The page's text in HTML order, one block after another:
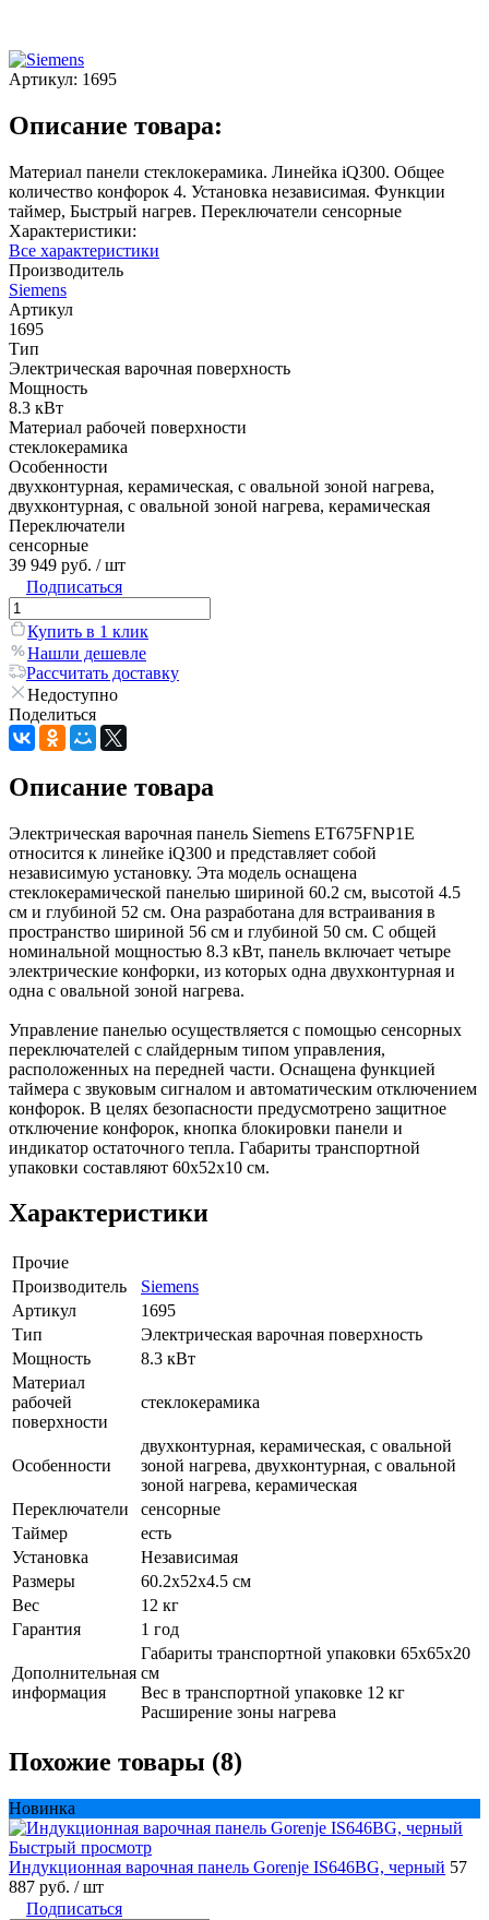
Артикул: 1695
Описание товара:
Материал панели стеклокерамика. Линейка iQ300. Общее
количество конфорок 4. Установка независимая. Функции
таймер, Быстрый нагрев. Переключатели сенсорные
Характеристики:
Все характеристики
Производитель
Siemens
Артикул
1695
Тип
Электрическая варочная поверхность
Мощность
8.3 кВт
Материал рабочей поверхности
стеклокерамика
Особенности
двухконтурная, керамическая, с овальной зоной нагрева,
двухконтурная, с овальной зоной нагрева, керамическая
Переключатели
сенсорные
39 949 руб. / шт
Подписаться
Купить в 1 клик
Нашли дешевле
Рассчитать доставку
Недоступно
Поделиться
Описание товара
Электрическая варочная панель Siemens ET675FNP1E
относится к линейке iQ300 и представляет собой
независимую установку. Эта модель оснащена
стеклокерамической панелью шириной 60.2 см, высотой 4.5
см и глубиной 52 см. Она разработана для встраивания в
пространство шириной 56 см и глубиной 50 см. С общей
номинальной мощностью 8.3 кВт, панель включает четыре
электрические конфорки, из которых одна двухконтурная и
одна с овальной зоной нагрева.
Управление панелью осуществляется с помощью сенсорных
переключателей с слайдерным типом управления,
расположенных на передней части. Оснащена функцией
таймера с звуковым сигналом и автоматическим отключением
конфорок. В целях безопасности предусмотрено защитное
отключение конфорок, кнопка блокировки панели и
индикатор остаточного тепла. Габариты транспортной
упаковки составляют 60х52х10 см.
Характеристики
Прочие
Производитель
Siemens
Артикул
1695
Тип
Электрическая варочная поверхность
Мощность
8.3 кВт
Материал
рабочей
поверхности
стеклокерамика
Особенности
двухконтурная, керамическая, с овальной
зоной нагрева, двухконтурная, с овальной
зоной нагрева, керамическая
Переключатели
сенсорные
Таймер
есть
Установка
Независимая
Размеры
60.2х52x4.5 см
Вес
12 кг
Гарантия
1 год
Дополнительная
информация
Габариты транспортной упаковки 65х65х20
см
Вес в транспортной упаковке 12 кг
Расширение зоны нагрева
Похожие товары (8)
Новинка
Быстрый просмотр
Индукционная варочная панель Gorenje IS646BG, черный 57
887 руб. / шт
Подписаться